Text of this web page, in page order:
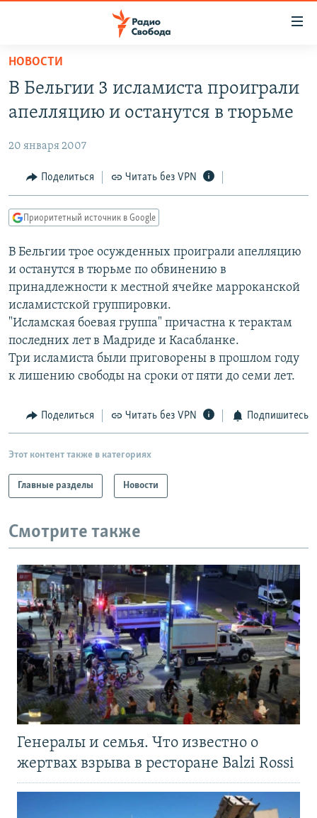
упрощенного
доступа
основному
Вернутся
главной
навигации
Вернутся
поиску
ЦИТАТЫ СВОБОДЫ
МНЕНИЯ
IDEL.РЕАЛИИ
КАВКАЗ.РЕАЛИИ
СЕВЕР.РЕАЛИИ
СИБИРЬ.РЕАЛИИ
РАСПИСАНИЕ ВЕЩАНИЯ
ПОДПИШИТЕСЬ НА РАССЫЛКУ
Все сайты РСЕ/РС
НОВОСТИ
В Бельгии 3 исламиста проиграли
апелляцию и останутся в тюрьме
20 января 2007
Поделиться Читать без VPN
Приоритетный источник в Google
В Бельгии трое осужденных проиграли апелляцию
и останутся в тюрьме по обвинению в
принадлежности к местной ячейке марроканской
исламистской группировки.
"Исламская боевая группа" причастна к терактам
последних лет в Мадриде и Касабланке.
Три исламиста были приговорены в прошлом году
к лишению свободы на сроки от пяти до семи лет.
Поделиться Читать без VPN Подпишитесь
Этот контент также в категориях
Главные разделы Новости
Смотрите также
Генералы и семья. Что известно о
жертвах взрыва в ресторане Balzi Rossi